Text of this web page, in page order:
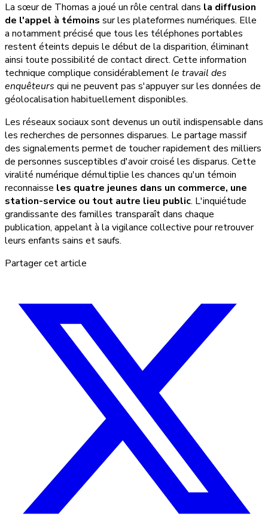
La sœur de Thomas a joué un rôle central dans la diffusion
de l'appel à témoins sur les plateformes numériques. Elle
a notamment précisé que tous les téléphones portables
restent éteints depuis le début de la disparition, éliminant
ainsi toute possibilité de contact direct. Cette information
technique complique considérablement le travail des
enquêteurs qui ne peuvent pas s'appuyer sur les données de
géolocalisation habituellement disponibles.
Les réseaux sociaux sont devenus un outil indispensable dans
les recherches de personnes disparues. Le partage massif
des signalements permet de toucher rapidement des milliers
de personnes susceptibles d'avoir croisé les disparus. Cette
viralité numérique démultiplie les chances qu'un témoin
reconnaisse les quatre jeunes dans un commerce, une
station-service ou tout autre lieu public. L'inquiétude
grandissante des familles transparaît dans chaque
publication, appelant à la vigilance collective pour retrouver
leurs enfants sains et saufs.
Partager cet article